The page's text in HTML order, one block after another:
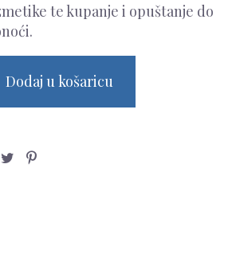
te kupanje i opuštanje do
Dodaj u košaricu